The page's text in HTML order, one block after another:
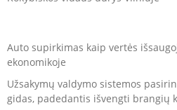
Auto supirkimas kaip vertės
ekonomikoje
Užsakymų valdymo sistemos
gidas, padedantis išvengti brangių